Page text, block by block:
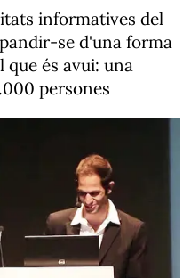
informatives del
se d'una forma
és avui: una
persones